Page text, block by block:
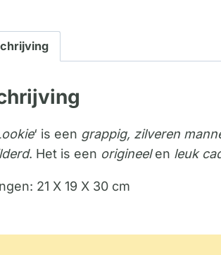
‘ is een grappig, zilveren
. Het is een origineelen leuk
21 X 19 X 30 cm